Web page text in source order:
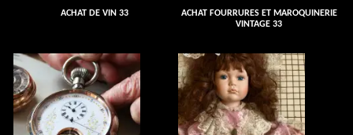
ACHAT DE VIN 33
ACHAT FOURRURES ET MAROQUINERIE
VINTAGE 33